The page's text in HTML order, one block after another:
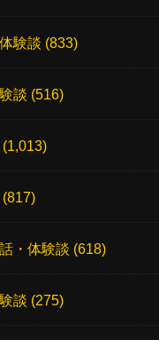
験談 (833)
談 (516)
(1,013)
(817)
・体験談 (618)
談 (275)